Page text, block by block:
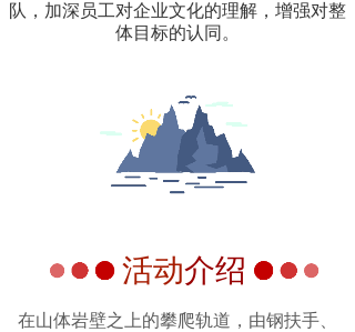
队，加深员工对企业文化的理解，增强对整
体目标的认同。
活动介绍
在山体岩壁之上的攀爬轨道，由钢扶手、